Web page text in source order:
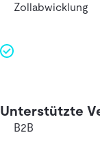
Zollabwicklung
Unterstützte
B2B